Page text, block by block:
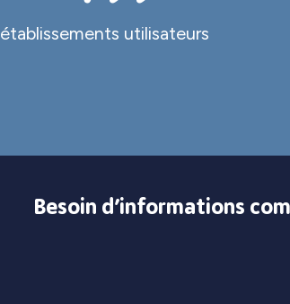
établissements utilisateurs
Besoin d’informations